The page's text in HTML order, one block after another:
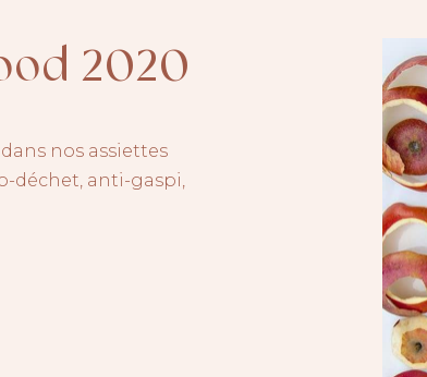
2020
nos assiettes
déchet, anti-gaspi,